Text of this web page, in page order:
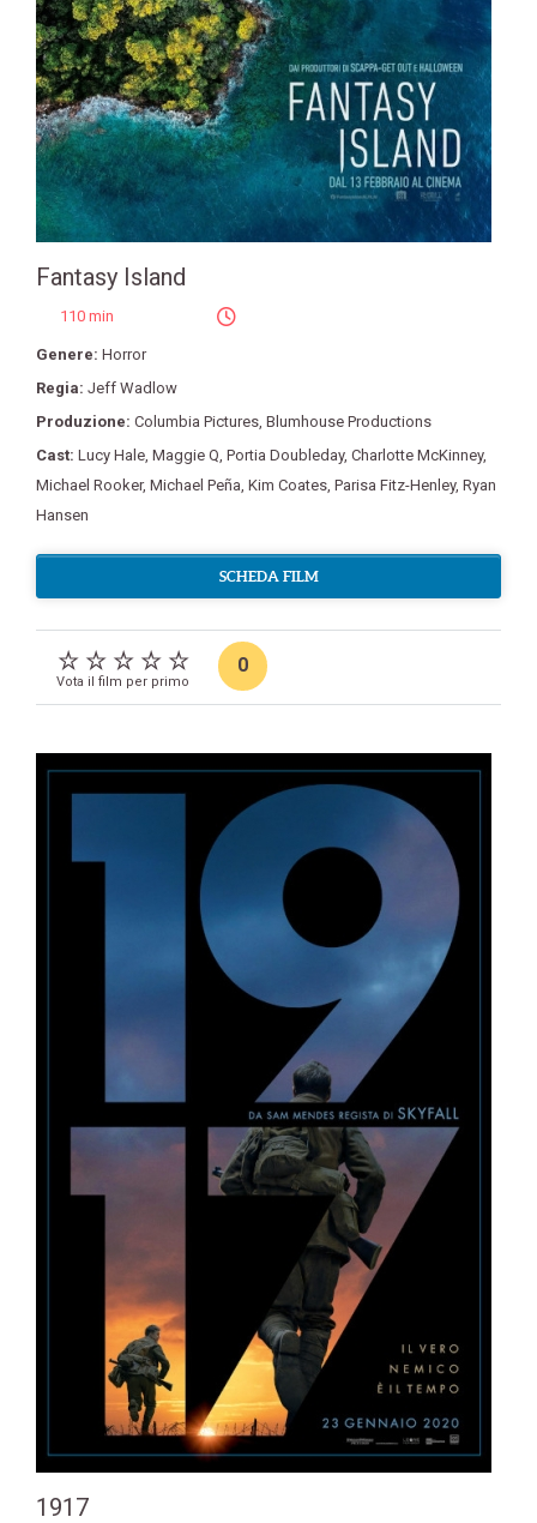
Fantasy Island
110 min
Genere: Horror
Regia: Jeff Wadlow
Produzione: Columbia Pictures, Blumhouse Productions
Cast: Lucy Hale, Maggie Q, Portia Doubleday, Charlotte McKinney,
Michael Rooker, Michael Peña, Kim Coates, Parisa Fitz-Henley, Ryan
Hansen
SCHEDA FILM
Vota il film per primo
0
1917